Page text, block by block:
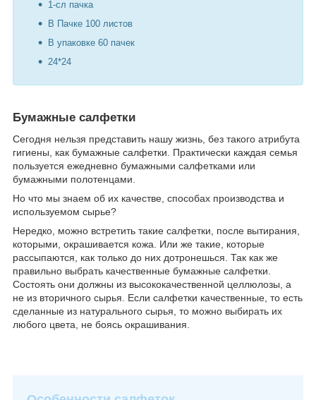
1-сл пачка
В Пачке 100 листов
В упаковке 60 пачек
24*24
Бумажные салфетки
Сегодня нельзя представить нашу жизнь, без такого атрибута
гигиены, как бумажные салфетки. Практически каждая семья
пользуется ежедневно бумажными салфетками или
бумажными полотенцами.
Но что мы знаем об их качестве, способах производства и
используемом сырье?
Нередко, можно встретить такие салфетки, после вытирания,
которыми, окрашивается кожа. Или же такие, которые
рассыпаются, как только до них дотронешься. Так как же
правильно выбрать качественные бумажные салфетки.
Состоять они должны из высококачественной целлюлозы, а
не из вторичного сырья. Если салфетки качественные, то есть
сделанные из натурального сырья, то можно выбирать их
любого цвета, не боясь окрашивания.